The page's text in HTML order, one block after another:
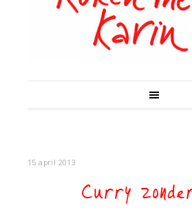
15 april 2013
Curry